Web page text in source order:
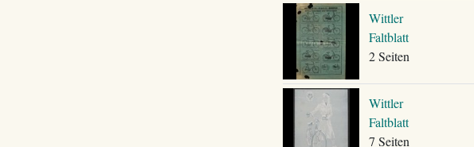
Wittler
Faltblatt
2 Seiten
Wittler
Faltblatt
7 Seiten